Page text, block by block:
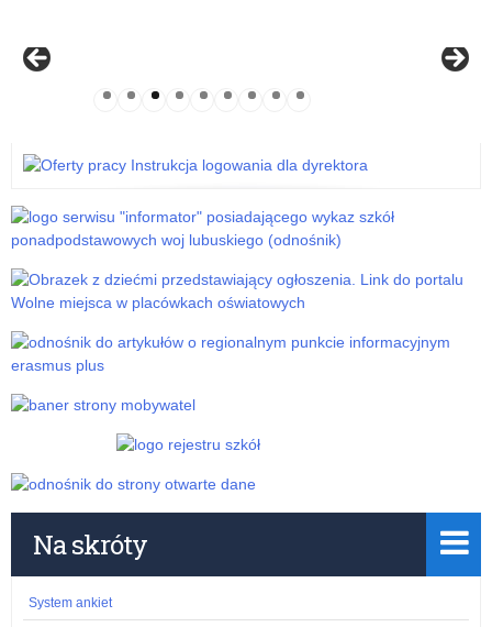
Instrukcja logowania dla dyrektora
Na skróty
System ankiet